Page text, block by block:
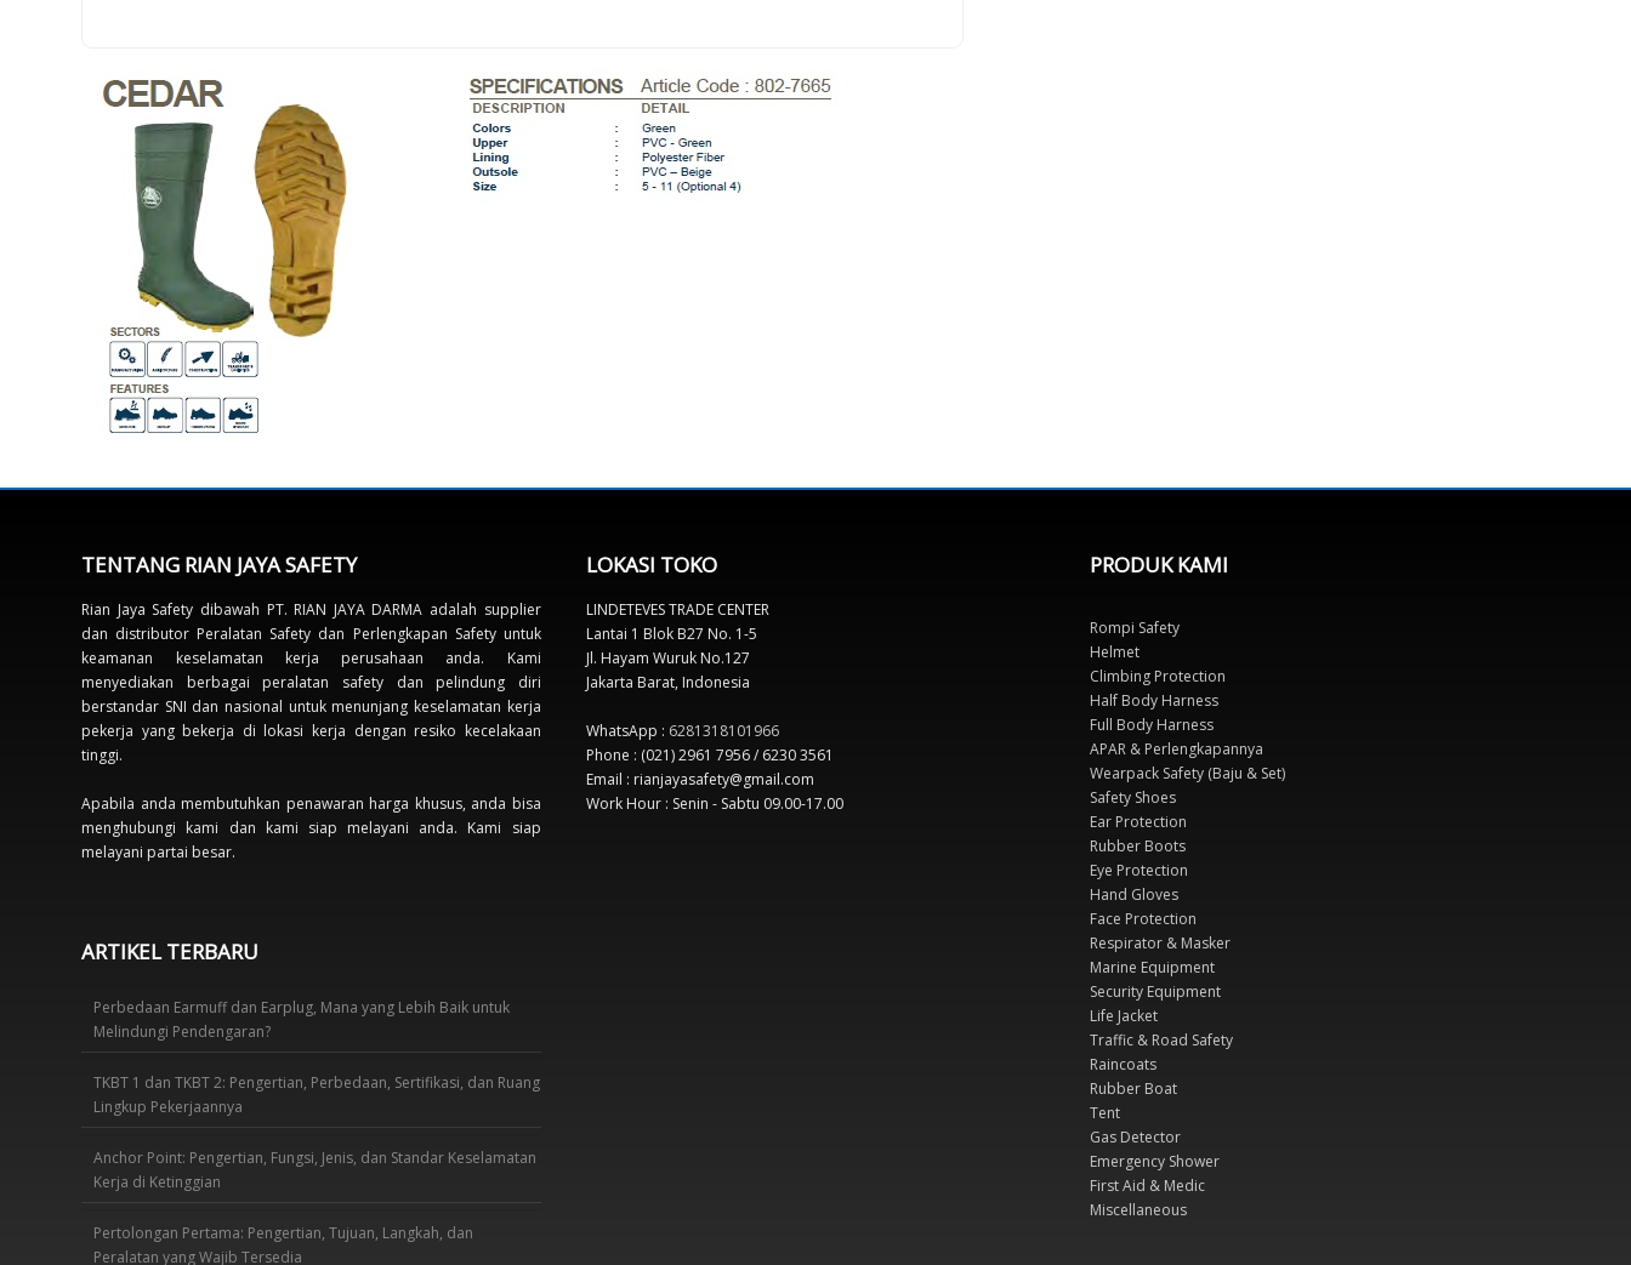
TENTANG RIAN JAYA SAFETY
Rian Jaya Safety dibawah PT. RIAN JAYA DARMA adalah supplier
dan distributor Peralatan Safety dan Perlengkapan Safety untuk
keamanan keselamatan kerja perusahaan anda. Kami
menyediakan berbagai peralatan safety dan pelindung diri
berstandar SNI dan nasional untuk menunjang keselamatan kerja
pekerja yang bekerja di lokasi kerja dengan resiko kecelakaan
tinggi.
Apabila anda membutuhkan penawaran harga khusus, anda bisa
menghubungi kami dan kami siap melayani anda. Kami siap
melayani partai besar.
ARTIKEL TERBARU
Perbedaan Earmuff dan Earplug, Mana yang Lebih Baik untuk
Melindungi Pendengaran?
TKBT 1 dan TKBT 2: Pengertian, Perbedaan, Sertifikasi, dan Ruang
Lingkup Pekerjaannya
Anchor Point: Pengertian, Fungsi, Jenis, dan Standar Keselamatan
Kerja di Ketinggian
Pertolongan Pertama: Pengertian, Tujuan, Langkah, dan
Peralatan yang Wajib Tersedia
LOKASI TOKO
LINDETEVES TRADE CENTER
Lantai 1 Blok B27 No. 1-5
Jl. Hayam Wuruk No.127
Jakarta Barat, Indonesia
WhatsApp : 6281318101966
Phone : (021) 2961 7956 / 6230 3561
Email : rianjayasafety@gmail.com
Work Hour : Senin - Sabtu 09.00-17.00
PRODUK KAMI
Rompi Safety
Helmet
Climbing Protection
Half Body Harness
Full Body Harness
APAR & Perlengkapannya
Wearpack Safety (Baju & Set)
Safety Shoes
Ear Protection
Rubber Boots
Eye Protection
Hand Gloves
Face Protection
Respirator & Masker
Marine Equipment
Security Equipment
Life Jacket
Traffic & Road Safety
Raincoats
Rubber Boat
Tent
Gas Detector
Emergency Shower
First Aid & Medic
Miscellaneous